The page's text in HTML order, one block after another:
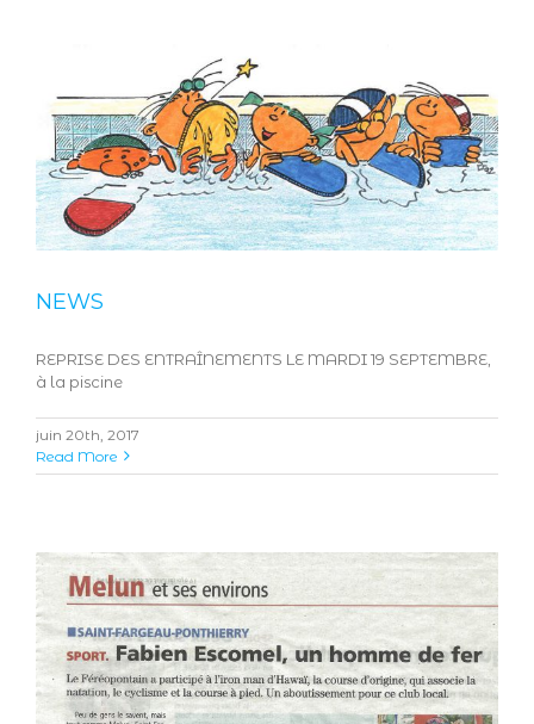
NEWS
REPRISE DES ENTRAÎNEMENTS LE MARDI 19 SEPTEMBRE,
à la piscine
juin 20th, 2017
Read More